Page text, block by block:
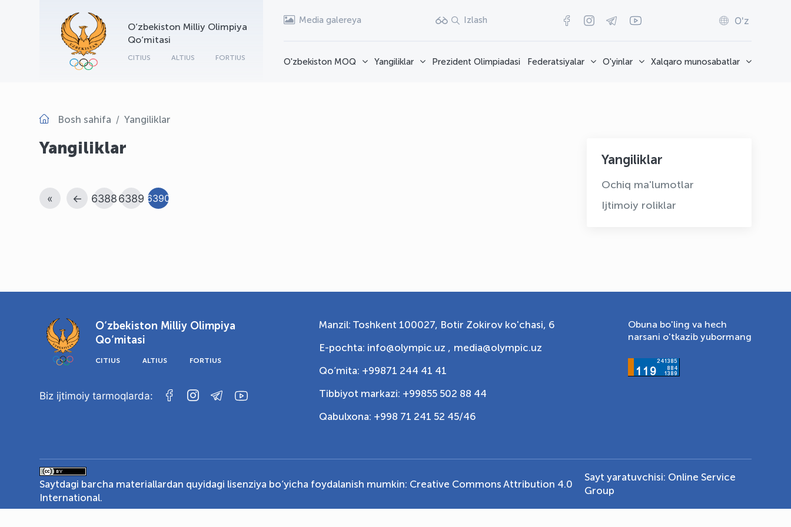
O‘zbekiston Milliy Olimpiya
Qo‘mitasi
CITIUS ALTIUS FORTIUS
Media galereya Izlash O'z
O'zbekiston MOQ Yangiliklar Prezident Olimpiadasi Federatsiyalar O'yinlar Xalqaro munosabatlar
Bosh sahifa Yangiliklar
Yangiliklar
« ← 63886389 6390
Yangiliklar
Ochiq ma'lumotlar
Ijtimoiy roliklar
O‘zbekiston Milliy Olimpiya
Qo‘mitasi
CITIUS ALTIUS FORTIUS
Biz ijtimoiy tarmoqlarda:
Manzil: Toshkent 100027, Botir Zokirov ko'chasi, 6
E-pochta: info@olympic.uz , media@olympic.uz
Qo‘mita: +99871 244 41 41
Tibbiyot markazi: +99855 502 88 44
Qabulxona: +998 71 241 52 45/46
Obuna bo'ling va hech
narsani o'tkazib yubormang
Saytdagi barcha materiallardan quyidagi lisenziya bo‘yicha foydalanish mumkin: Creative Commons Attribution 4.0
International.
Sayt yaratuvchisi: Online Service
Group
OLYMPCHIK AI - yordamchi